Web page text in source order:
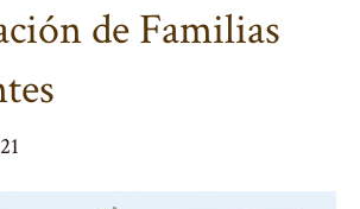
de Familias